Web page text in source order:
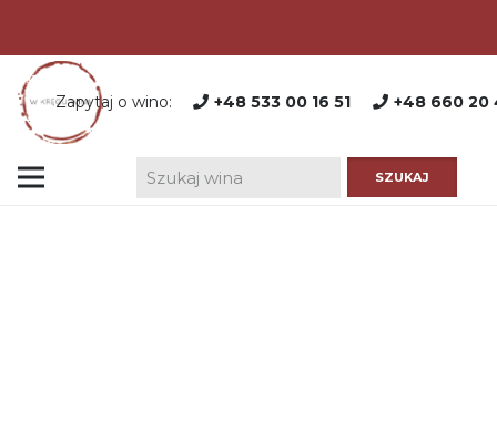
Zapytaj o wino: +48 533 00 16 51 +48 660 20